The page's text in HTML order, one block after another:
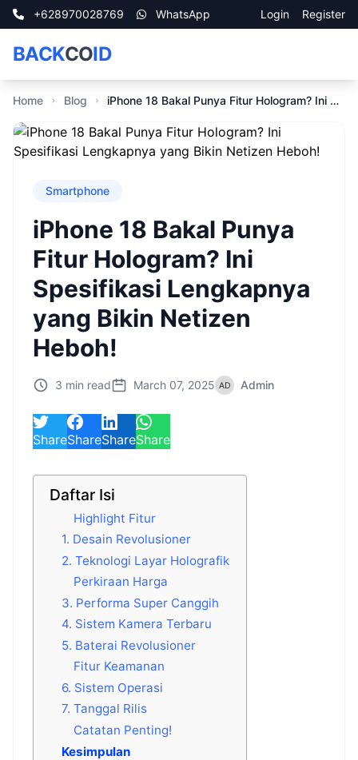
+628970028769 WhatsApp Login Register
BACKCOID
Home Blog iPhone 18 Bakal Punya Fitur Hologram? Ini Spesifikasi Lengkapnya yang Bikin Netizen Heboh!
Smartphone
iPhone 18 Bakal Punya
Fitur Hologram? Ini
Spesifikasi Lengkapnya
yang Bikin Netizen
Heboh!
3 min read March 07, 2025 Admin
ShareShareShareShare
Daftar Isi
Highlight Fitur
1. Desain Revolusioner
2. Teknologi Layar Holografik
Perkiraan Harga
3. Performa Super Canggih
4. Sistem Kamera Terbaru
5. Baterai Revolusioner
Fitur Keamanan
6. Sistem Operasi
7. Tanggal Rilis
Catatan Penting!
Kesimpulan